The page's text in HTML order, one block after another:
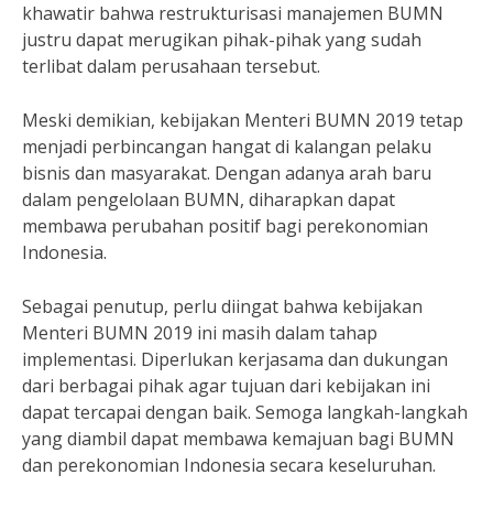
khawatir bahwa restrukturisasi manajemen BUMN
justru dapat merugikan pihak-pihak yang sudah
terlibat dalam perusahaan tersebut.
Meski demikian, kebijakan Menteri BUMN 2019 tetap
menjadi perbincangan hangat di kalangan pelaku
bisnis dan masyarakat. Dengan adanya arah baru
dalam pengelolaan BUMN, diharapkan dapat
membawa perubahan positif bagi perekonomian
Indonesia.
Sebagai penutup, perlu diingat bahwa kebijakan
Menteri BUMN 2019 ini masih dalam tahap
implementasi. Diperlukan kerjasama dan dukungan
dari berbagai pihak agar tujuan dari kebijakan ini
dapat tercapai dengan baik. Semoga langkah-langkah
yang diambil dapat membawa kemajuan bagi BUMN
dan perekonomian Indonesia secara keseluruhan.